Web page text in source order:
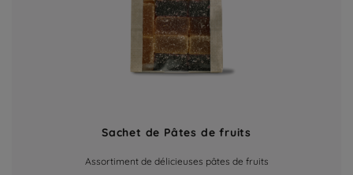
Sachet de Pâtes de fruits
Assortiment de délicieuses pâtes de fruits